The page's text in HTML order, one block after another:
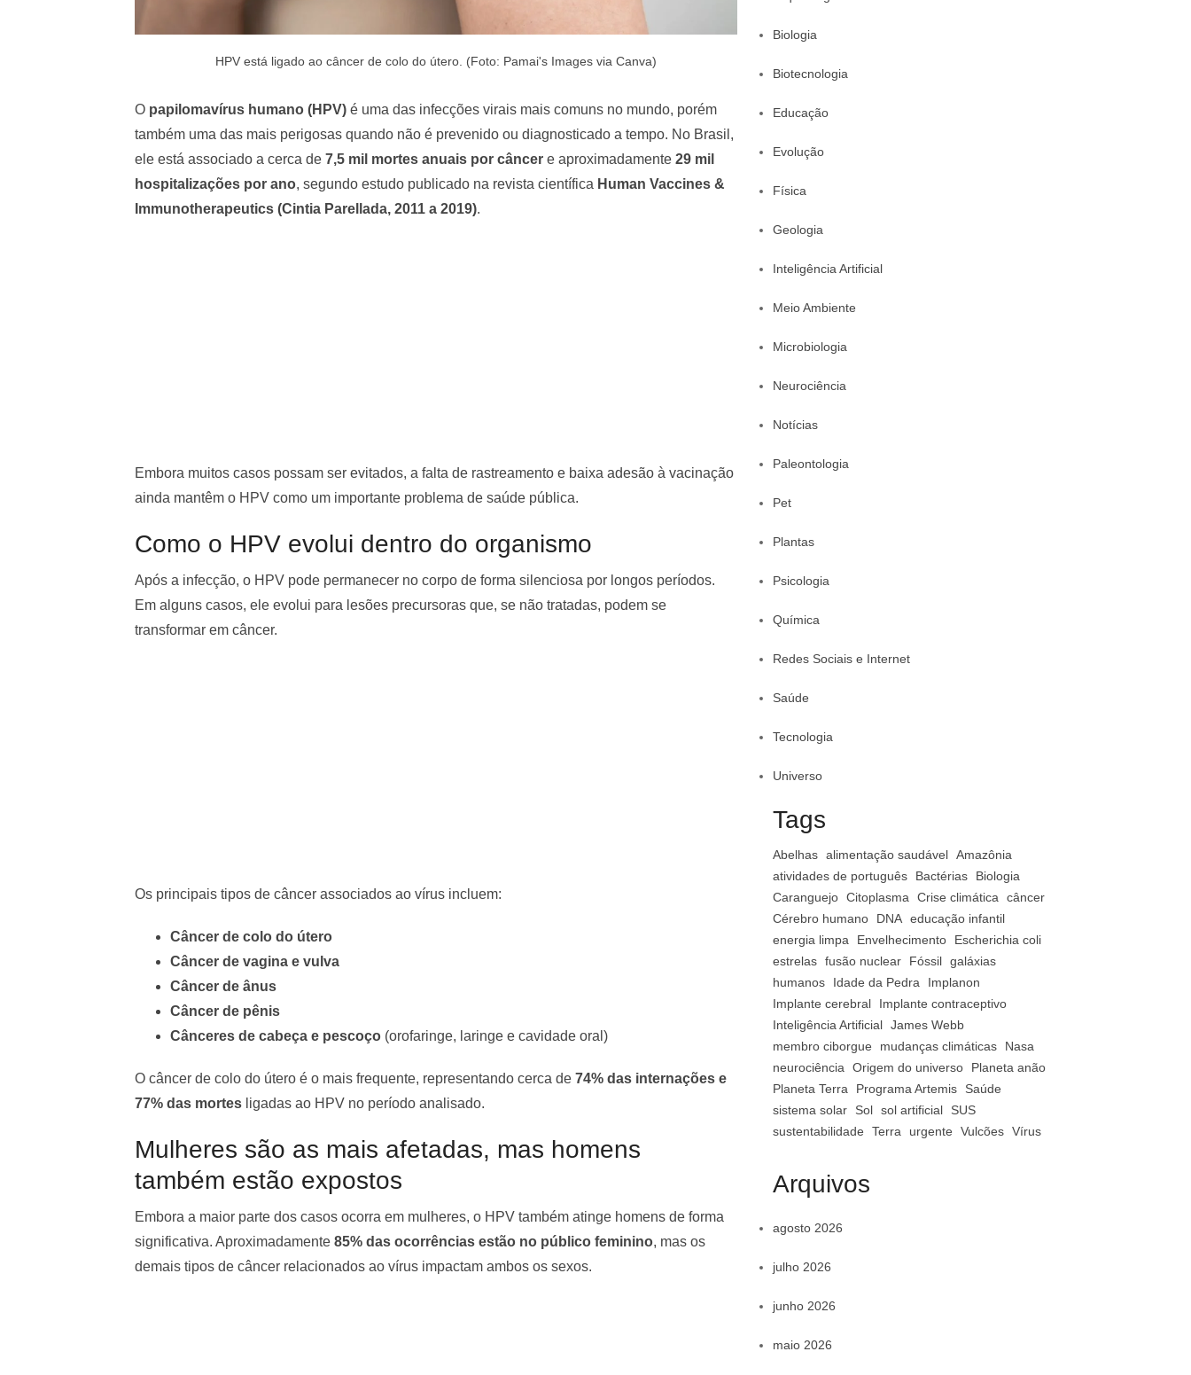
HPV está ligado ao câncer de colo do útero. (Foto: Pamai's Images via Canva)
O papilomavírus humano (HPV) é uma das infecções virais mais comuns no mundo, porém
também uma das mais perigosas quando não é prevenido ou diagnosticado a tempo. No Brasil,
ele está associado a cerca de 7,5 mil mortes anuais por câncer e aproximadamente 29 mil
hospitalizações por ano, segundo estudo publicado na revista científica Human Vaccines &
Immunotherapeutics (Cintia Parellada, 2011 a 2019).
Embora muitos casos possam ser evitados, a falta de rastreamento e baixa adesão à vacinação
ainda mantêm o HPV como um importante problema de saúde pública.
Como o HPV evolui dentro do organismo
Após a infecção, o HPV pode permanecer no corpo de forma silenciosa por longos períodos.
Em alguns casos, ele evolui para lesões precursoras que, se não tratadas, podem se
transformar em câncer.
Os principais tipos de câncer associados ao vírus incluem:
Câncer de colo do útero
Câncer de vagina e vulva
Câncer de ânus
Câncer de pênis
Cânceres de cabeça e pescoço (orofaringe, laringe e cavidade oral)
O câncer de colo do útero é o mais frequente, representando cerca de 74% das internações e
77% das mortes ligadas ao HPV no período analisado.
Mulheres são as mais afetadas, mas homens
também estão expostos
Embora a maior parte dos casos ocorra em mulheres, o HPV também atinge homens de forma
significativa. Aproximadamente 85% das ocorrências estão no público feminino, mas os
demais tipos de câncer relacionados ao vírus impactam ambos os sexos.
Biologia
Biotecnologia
Educação
Evolução
Física
Geologia
Inteligência Artificial
Meio Ambiente
Microbiologia
Neurociência
Notícias
Paleontologia
Pet
Plantas
Psicologia
Química
Redes Sociais e Internet
Saúde
Tecnologia
Universo
Tags
Abelhas alimentação saudável Amazônia
atividades de português
Bactérias
Biologia
Caranguejo Citoplasma Crise climática
câncer
Cérebro humano
DNA educação infantil
energia limpa
Envelhecimento
Escherichia coli
estrelas fusão nuclear Fóssil galáxias
humanos
Idade da Pedra
Implanon
Implante cerebral
Implante contraceptivo
Inteligência Artificial James Webb
membro ciborgue
mudanças climáticas
Nasa
neurociência
Origem do universo
Planeta anão
Planeta Terra
Programa Artemis
Saúde
sistema solar
Sol sol artificial
SUS
sustentabilidade
Terra urgente Vulcões Vírus
Arquivos
agosto 2026
julho 2026
junho 2026
maio 2026